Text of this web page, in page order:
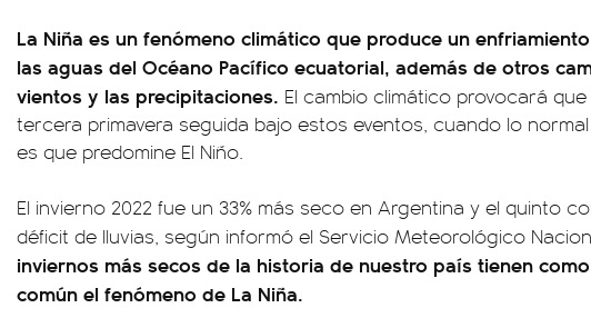
La Niña es un fenómeno climático que produce un
las aguas del Océano Pacífico ecuatorial, además de otros
vientos y las precipitaciones. El cambio climático provocará
tercera primavera seguida bajo estos eventos, cuando lo
es que predomine El Niño.
El invierno 2022 fue un 33% más seco en Argentina y el quinto
déficit de lluvias, según informó el Servicio Meteorológico
inviernos más secos de la historia de nuestro país tienen
común el fenómeno de La Niña.